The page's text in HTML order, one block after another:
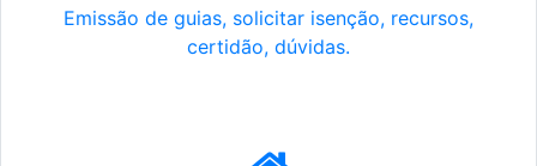
Emissão de guias, solicitar isenção, recursos,
certidão, dúvidas.